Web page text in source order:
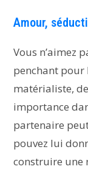
Amour,
Vous n’aimez
penchant pour
matérialiste,
importance
partenaire
pouvez lui
construire une